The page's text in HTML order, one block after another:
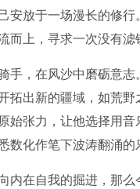
安放于一场漫长的修
上，寻求一次没有滤
，在风沙中磨砺意志
拓出新的疆域，如荒
始张力，让他选择用
数化作笔下波涛翻涌的
在自我的掘进，那么